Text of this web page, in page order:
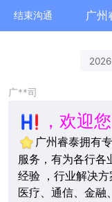
结束沟通
广**司
，欢迎
广州睿泰拥有
服务，有为各行各
经验 ，行业解决方
医疗、通信、金融